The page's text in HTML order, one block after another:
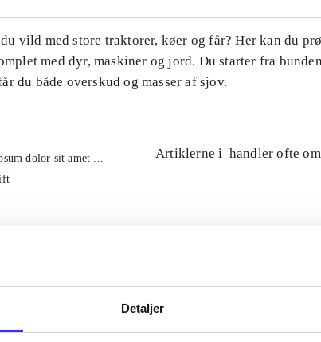
Detaljer
vild med store traktorer, køer og får? Her kan du
med dyr, maskiner og jord. Du starter fra
du både overskud og masser af sjov.
dolor sit amet ...
Artiklerne i handler ofte om